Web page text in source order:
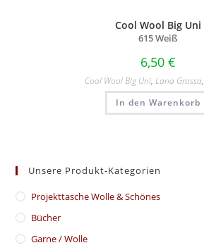
Cool Wool Big Uni
615 Weiß
6,50 €
Cool Wool Big Uni, Lana Grossa,
In den Warenkorb
Unsere Produkt-Kategorien
​Projekttasche Wolle & Schönes
Bücher
Garne / Wolle